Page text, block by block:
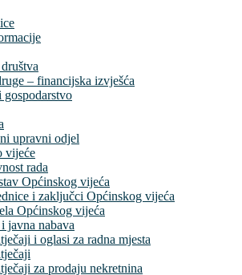
– financijska izvješća
gospodarstvo
upravni odjel
vijeće
rada
Općinskog vijeća
i zaključci Općinskog vijeća
Općinskog vijeća
javna nabava
i oglasi za radna mjesta
za prodaju nekretnina